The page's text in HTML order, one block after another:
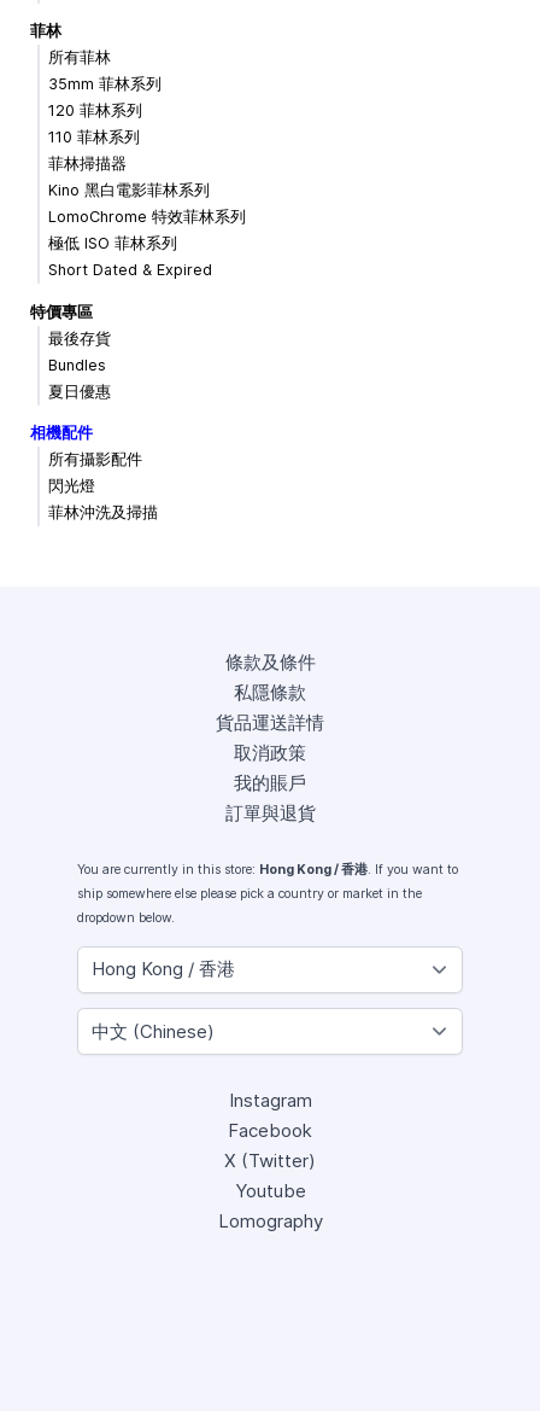
菲林
所有菲林
35mm 菲林系列
120 菲林系列
110 菲林系列
菲林掃描器
Kino 黑白電影菲林系列
LomoChrome 特效菲林系列
極低 ISO 菲林系列
Short Dated & Expired
特價專區
最後存貨
Bundles
夏日優惠
相機配件
所有攝影配件
閃光燈
菲林沖洗及掃描
條款及條件
私隱條款
貨品運送詳情
取消政策
我的賬戶
訂單與退貨
You are currently in this store: Hong Kong / 香港. If you want to
ship somewhere else please pick a country or market in the
dropdown below.
Instagram
Facebook
X (Twitter)
Youtube
Lomography